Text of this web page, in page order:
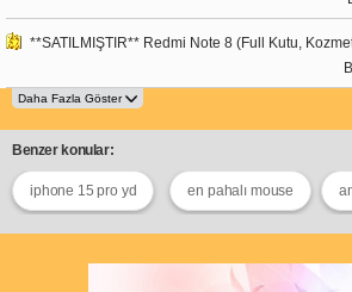
**SATILMIŞTIR** Redmi Note 8 (Full Kutu,
Benzer konular:
iphone 15 pro yd en pahalı mouse